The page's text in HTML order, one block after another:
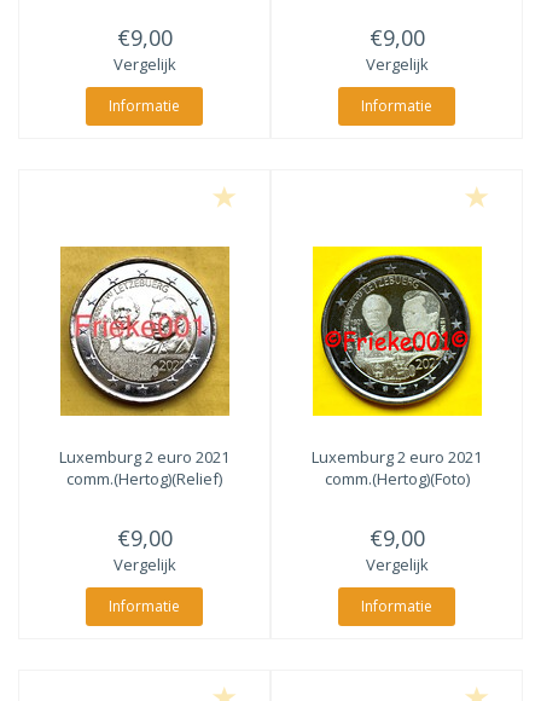
€9,00
Vergelijk
Informatie
€9,00
Vergelijk
Informatie
Luxemburg 2 euro 2021
comm.(Hertog)(Relief)
€9,00
Vergelijk
Informatie
Luxemburg 2 euro 2021
comm.(Hertog)(Foto)
€9,00
Vergelijk
Informatie